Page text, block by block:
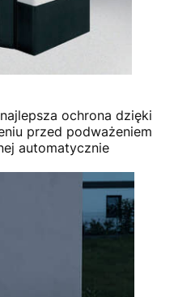
ochrona dzięki
przed podważeniem
automatycznie